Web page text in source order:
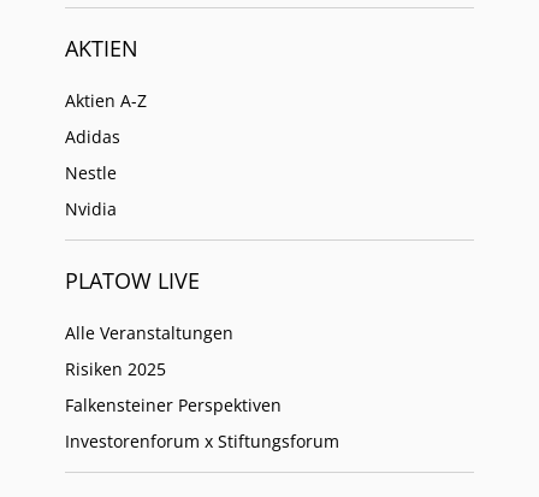
AKTIEN
Aktien A-Z
Adidas
Nestle
Nvidia
PLATOW LIVE
Alle Veranstaltungen
Risiken 2025
Falkensteiner Perspektiven
Investorenforum x Stiftungsforum